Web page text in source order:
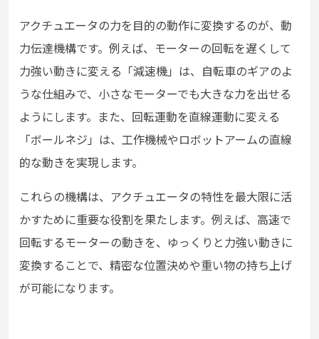
アクチュエータの力を目的の動作に変換するのが、動
力伝達機構です。例えば、モーターの回転を遅くして
力強い動きに変える「減速機」は、自転車のギアのよ
うな仕組みで、小さなモーターでも大きな力を出せる
ようにします。また、回転運動を直線運動に変える
「ボールネジ」は、工作機械やロボットアームの直線
的な動きを実現します。
これらの機構は、アクチュエータの特性を最大限に活
かすために重要な役割を果たします。例えば、高速で
回転するモーターの動きを、ゆっくりと力強い動きに
変換することで、精密な位置決めや重い物の持ち上げ
が可能になります。